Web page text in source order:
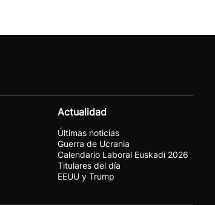
Actualidad
Últimas noticias
Guerra de Ucrania
Calendario Laboral Euskadi 2026
Titulares del día
EEUU y Trump